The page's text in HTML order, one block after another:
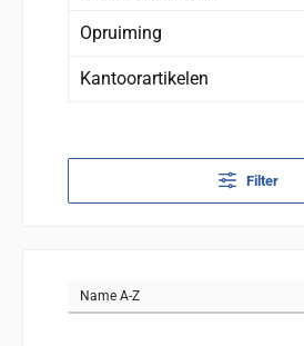
Opruiming
Kantoorartikelen
Filter